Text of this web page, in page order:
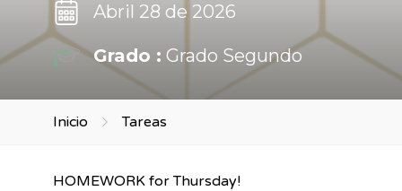
Abril 28 de 2026
Grado : Grado Segundo
Inicio Tareas
HOMEWORK for Thursday!